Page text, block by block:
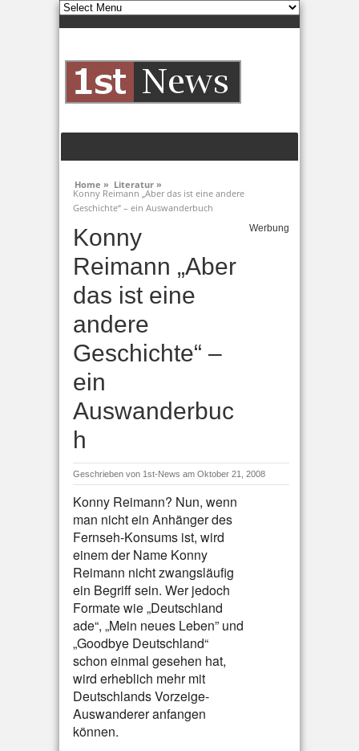
Home » Literatur »
Konny Reimann „Aber das ist eine andere
Geschichte“ – ein Auswanderbuch
Konny
Reimann „Aber
das ist eine
andere
Geschichte“ –
ein
Auswanderbuc
h
Werbung
Geschrieben von 1st-News am Oktober 21, 2008
Konny Reimann? Nun, wenn
man nicht ein Anhänger des
Fernseh-Konsums ist, wird
einem der Name Konny
Reimann nicht zwangsläufig
ein Begriff sein. Wer jedoch
Formate wie „Deutschland
ade“, „Mein neues Leben” und
„Goodbye Deutschland“
schon einmal gesehen hat,
wird erheblich mehr mit
Deutschlands Vorzeige-
Auswanderer anfangen
können.